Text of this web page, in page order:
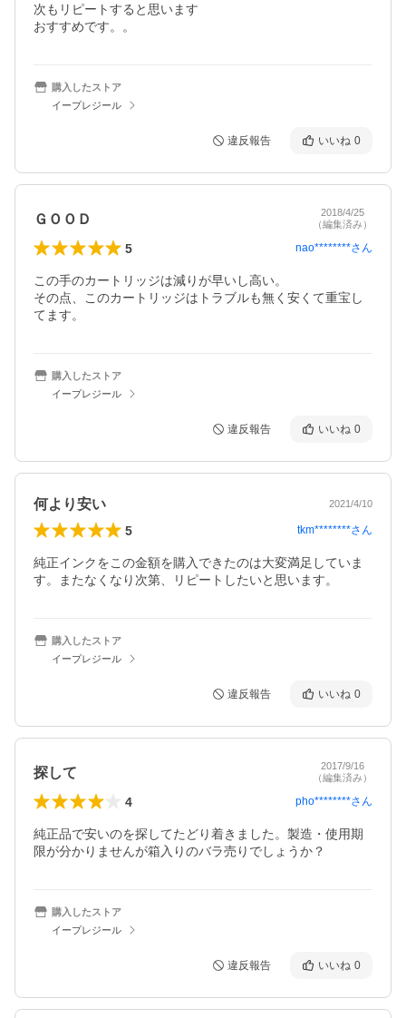
次もリピートすると思います
おすすめです。。
購入したストア
イープレジール
違反報告 いいね 0
ＧＯＯＤ
2018/4/25
（編集済み）
5 nao********さん
この手のカートリッジは減りが早いし高い。
その点、このカートリッジはトラブルも無く安くて重宝し
てます。
購入したストア
イープレジール
違反報告 いいね 0
何より安い 2021/4/10
5 tkm********さん
純正インクをこの金額を購入できたのは大変満足していま
す。またなくなり次第、リピートしたいと思います。
購入したストア
イープレジール
違反報告 いいね 0
探して
2017/9/16
（編集済み）
4 pho********さん
純正品で安いのを探してたどり着きました。製造・使用期
限が分かりませんが箱入りのバラ売りでしょうか？
購入したストア
イープレジール
違反報告 いいね 0